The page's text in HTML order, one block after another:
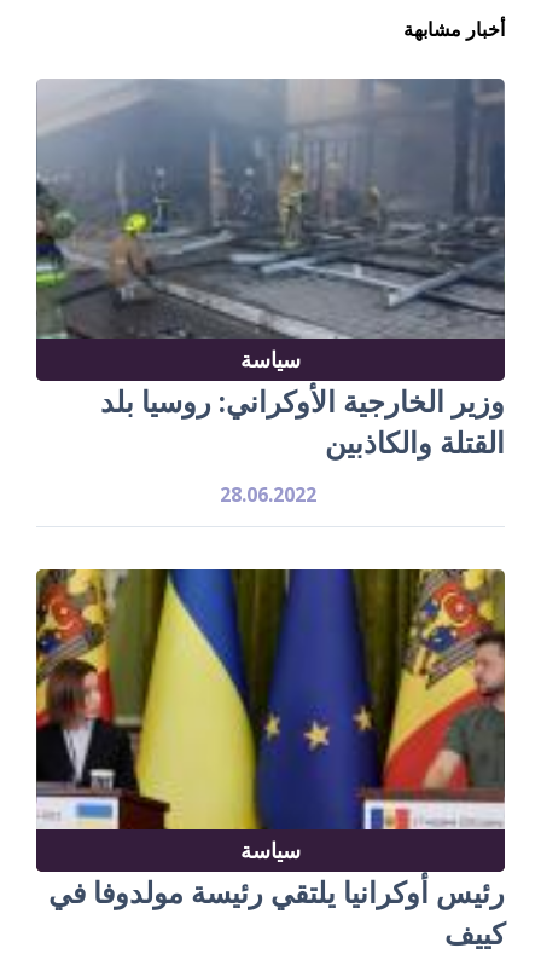
أخبار مشابهة
سياسة
وزير الخارجية الأوكراني: روسيا بلد
القتلة والكاذبين
28.06.2022
سياسة
رئيس أوكرانيا يلتقي رئيسة مولدوفا في
كييف